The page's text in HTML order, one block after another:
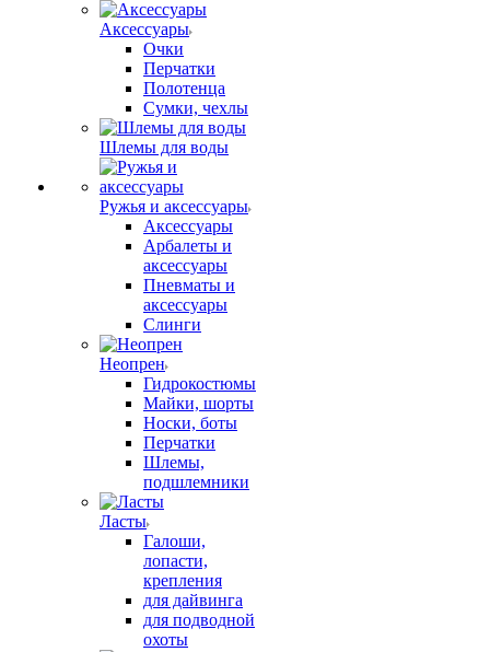
Аксессуары
Очки
Перчатки
Полотенца
Сумки, чехлы
Шлемы для воды
Ружья и аксессуары
Аксессуары
Арбалеты и
аксессуары
Пневматы и
аксессуары
Слинги
Неопрен
Гидрокостюмы
Майки, шорты
Носки, боты
Перчатки
Шлемы,
подшлемники
Ласты
Галоши,
лопасти,
крепления
для дайвинга
для подводной
охоты